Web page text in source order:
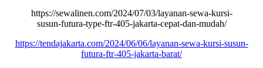
https://sewalinen.com/2024/07/03/layanan-sewa-kursi-
susun-futura-type-ftr-405-jakarta-cepat-dan-mudah/
https://tendajakarta.com/2024/06/06/layanan-sewa-kursi-susun-
futura-ftr-405-jakarta-barat/